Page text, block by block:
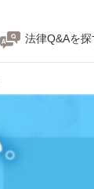
法律Q&Aを探